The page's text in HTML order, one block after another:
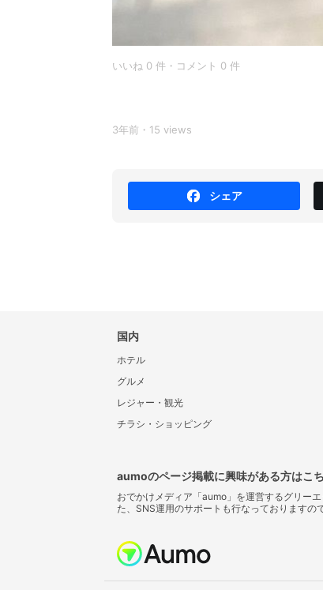
いいね 0 件・コメント 0 件
3年前・15 views
シェア
国内
ホテル
グルメ
レジャー・観光
チラシ・ショッピング
aumoのページ掲載に興味がある方はこ
おでかけメディア「aumo」を運営するグリー
た、SNS運用のサポートも行なっておりますの